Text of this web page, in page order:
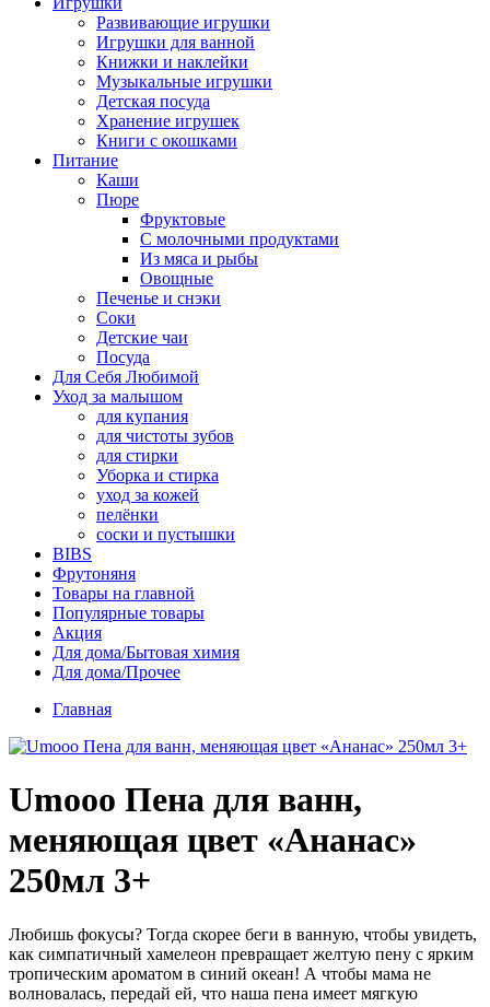
Развивающие игрушки
Игрушки для ванной
Книжки и наклейки
Музыкальные игрушки
Детская посуда
Хранение игрушек
Книги с окошками
Питание
Каши
Пюре
Фруктовые
С молочными продуктами
Из мяса и рыбы
Овощные
Печенье и снэки
Соки
Детские чаи
Посуда
Для Себя Любимой
Уход за малышом
для купания
для чистоты зубов
для стирки
Уборка и стирка
уход за кожей
пелёнки
соски и пустышки
BIBS
Фрутоняня
Товары на главной
Популярные товары
Акция
Для дома/Бытовая химия
Для дома/Прочее
Главная
Umooo Пена для ванн,
меняющая цвет «Ананас»
250мл 3+
Любишь фокусы? Тогда скорее беги в ванную, чтобы увидеть,
как симпатичный хамелеон превращает желтую пену с ярким
тропическим ароматом в синий океан! А чтобы мама не
волновалась, передай ей, что наша пена имеет мягкую